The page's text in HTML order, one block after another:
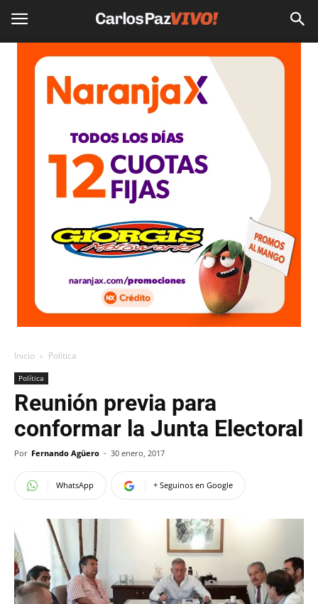
Inicio Política
Política
Reunión previa para
conformar la Junta Electoral
Por Fernando Agüero - 30 enero, 2017
WhatsApp + Seguinos en Google